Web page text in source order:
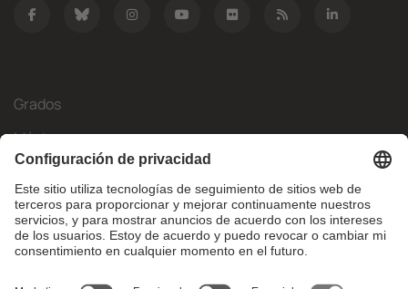
Grados
Másteres
Movilidad Internacional
Investigación
Empresa